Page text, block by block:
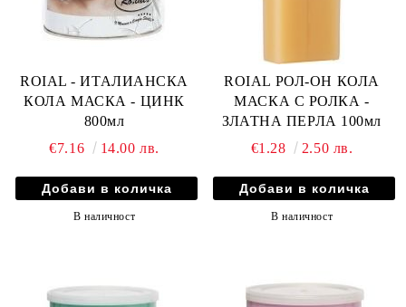
ROIAL - ИТАЛИАНСКА
КОЛА МАСКА - ЦИНК
800мл
€7.16
14.00 лв.
В наличност
ROIAL РОЛ-ОН КОЛА
МАСКА С РОЛКА -
ЗЛАТНА ПЕРЛА 100мл
€1.28
2.50 лв.
В наличност